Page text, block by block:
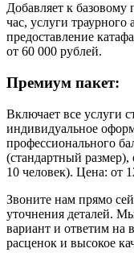
Добавляет к базовому
час, услуги
предоставление
от 60 000 рублей.
Премиум пакет:
Включает все услуги
индивидуальное
профессионального
(стандартный
10 человек). Цена: от
Звоните нам прямо
уточнения деталей.
вариант и ответим на
расценок и высокое